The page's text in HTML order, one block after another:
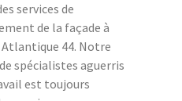
services de
de la façade à
44. Notre
spécialistes aguerris
est toujours